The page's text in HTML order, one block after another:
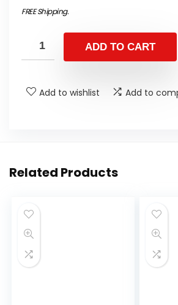
FREE Shipping.
ADD TO CART
Add to wishlist Add to
Related Products